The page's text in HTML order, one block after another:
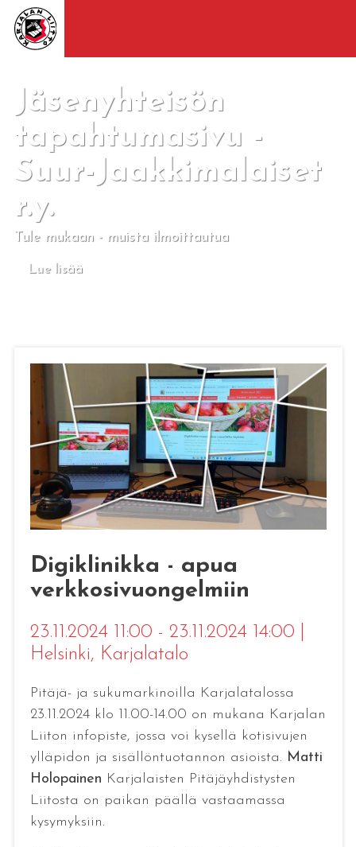
Jäsenyhteisön
tapahtumasivu -
Suur-Jaakkimalaiset
r.y.
Tule mukaan - muista ilmoittautua
Lue lisää
Digiklinikka - apua
verkkosivuongelmiin
23.11.2024 11:00 - 23.11.2024 14:00
Helsinki, Karjalatalo
Pitäjä- ja sukumarkinoilla Karjalatalossa
23.11.2024 klo 11.00-14.00 on mukana Karjalan
Liiton infopiste, jossa voi kysellä kotisivujen
ylläpidon ja sisällöntuotannon asioista. Matti
Holopainen Karjalaisten Pitäjäyhdistysten
Liitosta on paikan päällä vastaamassa
kysymyksiin.